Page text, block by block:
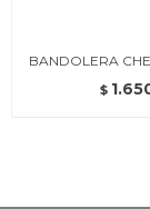
BANDOLERA
$